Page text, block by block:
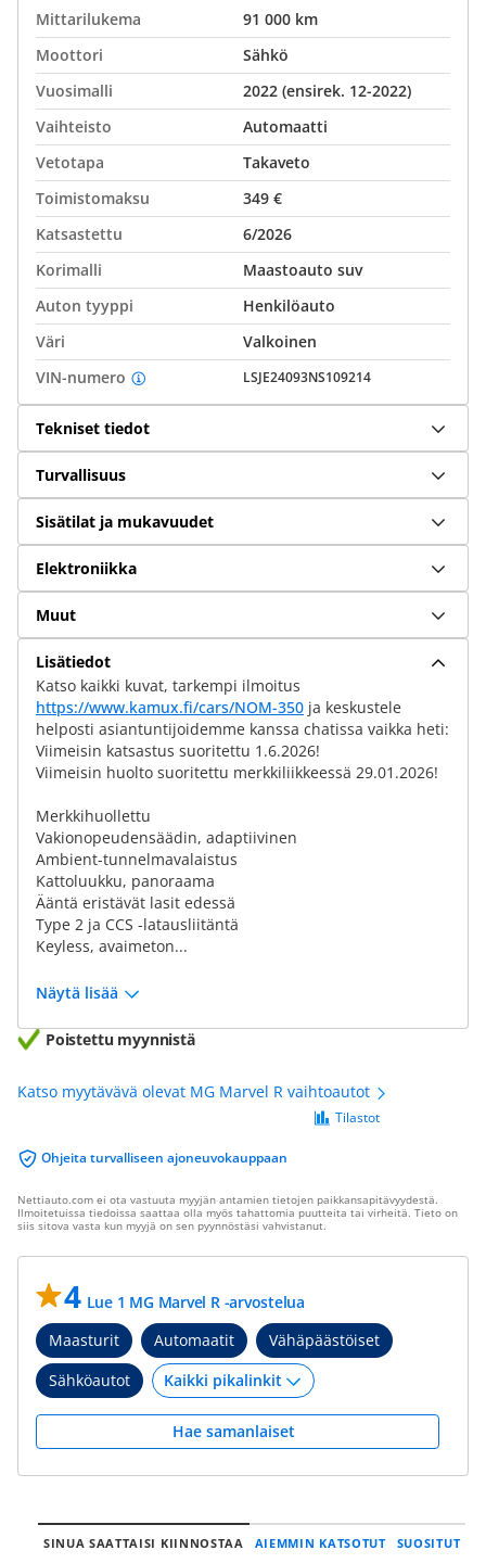
Mittarilukema
91 000 km
Moottori
Sähkö
Vuosimalli
2022 (ensirek. 12-2022)
Vaihteisto
Automaatti
Vetotapa
Takaveto
Toimistomaksu
349 €
Katsastettu
6/2026
Korimalli
Maastoauto suv
Auton tyyppi
Henkilöauto
Väri
Valkoinen
VIN-numero
LSJE24093NS109214
Tekniset tiedot
Turvallisuus
Sisätilat ja mukavuudet
Elektroniikka
Muut
Lisätiedot
Katso kaikki kuvat, tarkempi ilmoitus
https://www.kamux.fi/cars/NOM-350 ja keskustele
helposti asiantuntijoidemme kanssa chatissa vaikka heti:
Viimeisin katsastus suoritettu 1.6.2026!
Viimeisin huolto suoritettu merkkiliikkeessä 29.01.2026!
Merkkihuollettu
Vakionopeudensäädin, adaptiivinen
Ambient-tunnelmavalaistus
Kattoluukku, panoraama
Ääntä eristävät lasit edessä
Type 2 ja CCS -latausliitäntä
Keyless, avaimeton...
Näytä lisää
Poistettu myynnistä
Katso myytävävä olevat MG Marvel R vaihtoautot
Ohjeita turvalliseen ajoneuvokauppaan
Tilastot
Nettiauto.com ei ota vastuuta myyjän antamien tietojen paikkansapitävyydestä.
Ilmoitetuissa tiedoissa saattaa olla myös tahattomia puutteita tai virheitä. Tieto on
siis sitova vasta kun myyjä on sen pyynnöstäsi vahvistanut.
4 Lue 1 MG Marvel R -arvostelua
Maasturit
Automaatit
Vähäpäästöiset
Sähköautot
Hae samanlaiset
SINUA SAATTAISI KIINNOSTAA AIEMMIN KATSOTUT SUOSITUT